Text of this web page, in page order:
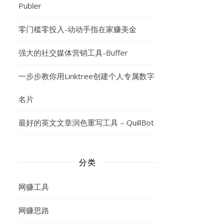
Publer
零门槛零投入-动动手指在家赚美金
强大的社交媒体营销工具-Buffer
一步步教你用Linktree创建个人专属数字
名片
最好的英文文章润色重写工具 – QuillBot
分类
网赚工具
网赚思路